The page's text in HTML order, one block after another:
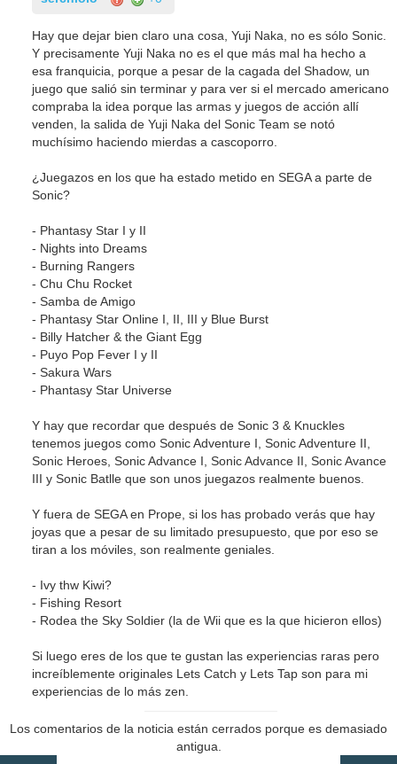
Hay que dejar bien claro una cosa, Yuji Naka, no es sólo Sonic.
Y precisamente Yuji Naka no es el que más mal ha hecho a
esa franquicia, porque a pesar de la cagada del Shadow, un
juego que salió sin terminar y para ver si el mercado americano
compraba la idea porque las armas y juegos de acción allí
venden, la salida de Yuji Naka del Sonic Team se notó
muchísimo haciendo mierdas a cascoporro.
¿Juegazos en los que ha estado metido en SEGA a parte de
Sonic?
- Phantasy Star I y II
- Nights into Dreams
- Burning Rangers
- Chu Chu Rocket
- Samba de Amigo
- Phantasy Star Online I, II, III y Blue Burst
- Billy Hatcher & the Giant Egg
- Puyo Pop Fever I y II
- Sakura Wars
- Phantasy Star Universe
Y hay que recordar que después de Sonic 3 & Knuckles
tenemos juegos como Sonic Adventure I, Sonic Adventure II,
Sonic Heroes, Sonic Advance I, Sonic Advance II, Sonic Avance
III y Sonic Batlle que son unos juegazos realmente buenos.
Y fuera de SEGA en Prope, si los has probado verás que hay
joyas que a pesar de su limitado presupuesto, que por eso se
tiran a los móviles, son realmente geniales.
- Ivy thw Kiwi?
- Fishing Resort
- Rodea the Sky Soldier (la de Wii que es la que hicieron ellos)
Si luego eres de los que te gustan las experiencias raras pero
increíblemente originales Lets Catch y Lets Tap son para mi
experiencias de lo más zen.
Los comentarios de la noticia están cerrados porque es demasiado
antigua.